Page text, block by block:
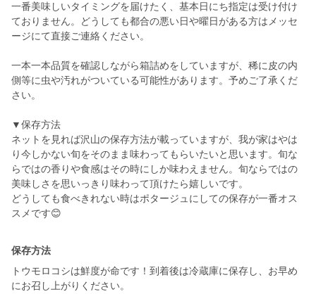
一番美味しいタイミングを届けたく、基本日にち指定は受け付け
ておりません。どうしても都合の悪い日や曜日がある方はメッセ
ージにて直接ご連絡ください。
一本一本品質を確認しながら箱詰めをしていますが、稀に皮の内
側等に虫や汚れがついている可能性があります。予めご了承くだ
さい。
▼保存方法
ネットを見れば沢山の保存方法が載っていますが、我が家はやは
り今しかない旬をそのまま味わってもらいたいと思います。旬な
らではの香りや食感はその時にしか味わえません。旬ならではの
美味しさを思いっきり味わって頂けたら嬉しいです。
どうしても食べきれない時はポタージュにしての保存が一番オス
スメです😊
保存方法
トウモロコシは鮮度が命です！到着後は冷蔵庫に保存し、お早め
にお召し上がりください。